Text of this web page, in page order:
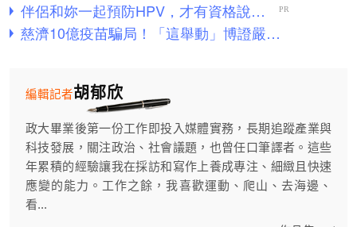
胡郁欣
編輯記者
政大畢業後第一份工作即投入媒體實務，長期追蹤產業與
科技發展，關注政治、社會議題，也曾任口筆譯者。這些
年累積的經驗讓我在採訪和寫作上養成專注、細緻且快速
應變的能力。工作之餘，我喜歡運動、爬山、去海邊、
看...